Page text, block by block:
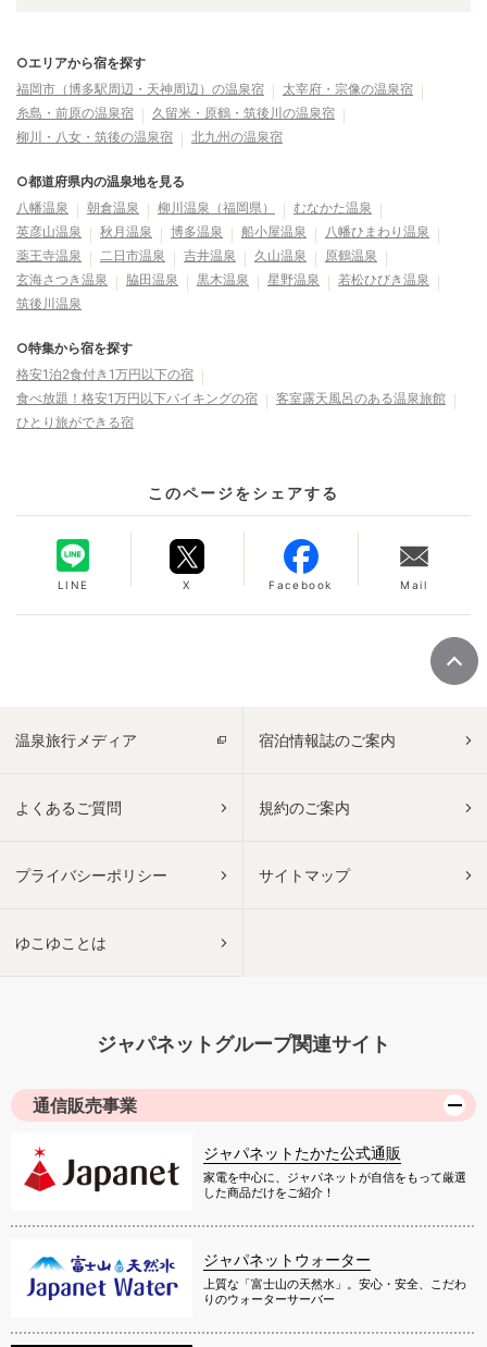
○エリアから宿を探す
福岡市（博多駅周辺・天神周辺）の温泉宿
太宰府・宗像の温泉宿
糸島・前原の温泉宿
久留米・原鶴・筑後川の温泉宿
柳川・八女・筑後の温泉宿
北九州の温泉宿
○都道府県内の温泉地を見る
八幡温泉
朝倉温泉 柳川温泉（福岡県）
むなかた温泉
英彦山温泉
秋月温泉 博多温泉 船小屋温泉
八幡ひまわり温泉
薬王寺温泉
二日市温泉 吉井温泉 久山温泉
原鶴温泉
玄海さつき温泉
脇田温泉 黒木温泉 星野温泉
若松ひびき温泉
筑後川温泉
○特集から宿を探す
格安1泊2食付き1万円以下の宿
食べ放題！格安1万円以下バイキングの宿
客室露天風呂のある温泉旅館
ひとり旅ができる宿
このページをシェアする
LINE X Facebook Mail
温泉旅行メディア 宿泊情報誌のご案内
よくあるご質問 規約のご案内
プライバシーポリシー サイトマップ
ゆこゆことは
ジャパネットグループ関連サイト
通信販売事業
ジャパネットたかた公式通販
家電を中心に、ジャパネットが自信をもって厳選
した商品だけをご紹介！
ジャパネットウォーター
上質な「富士山の天然水」。安心・安全、こだわ
りのウォーターサーバー